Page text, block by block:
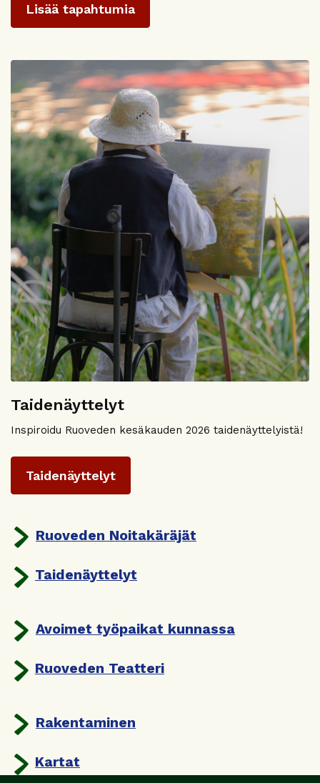
Lisää tapahtumia
Taidenäyttelyt
Inspiroidu Ruoveden kesäkauden 2026 taidenäyttelyistä!
Taidenäyttelyt
Ruoveden Noitakäräjät
Taidenäyttelyt
Avoimet työpaikat kunnassa
Ruoveden Teatteri
Rakentaminen
Kartat